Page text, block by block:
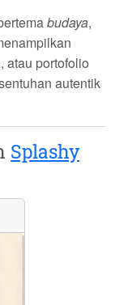
budaya,
atau portofolio
autentik
Splashy